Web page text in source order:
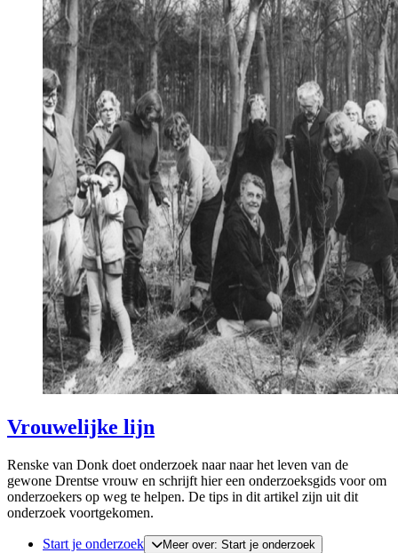
Vrouwelijke lijn
Renske van Donk doet onderzoek naar naar het leven van de
gewone Drentse vrouw en schrijft hier een onderzoeksgids voor om
onderzoekers op weg te helpen. De tips in dit artikel zijn uit dit
onderzoek voortgekomen.
Start je onderzoek Meer over: Start je onderzoek